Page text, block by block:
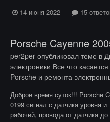
14 июня 2022
15
Porsche Cayenne
per2per опубликовал теме в
электроники Все что
Porsche и ремонта
Доброе время суток!!! Porsche
0199 сигнал с датчика уровня
рабочий, провода от датчика